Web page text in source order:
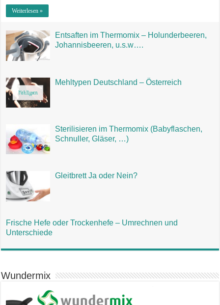
Weiterlesen »
Entsaften im Thermomix – Holunderbeeren,
Johannisbeeren, u.s.w….
Mehltypen Deutschland – Österreich
Sterilisieren im Thermomix (Babyflaschen,
Schnuller, Gläser, …)
Gleitbrett Ja oder Nein?
Frische Hefe oder Trockenhefe – Umrechnen und
Unterschiede
Wundermix